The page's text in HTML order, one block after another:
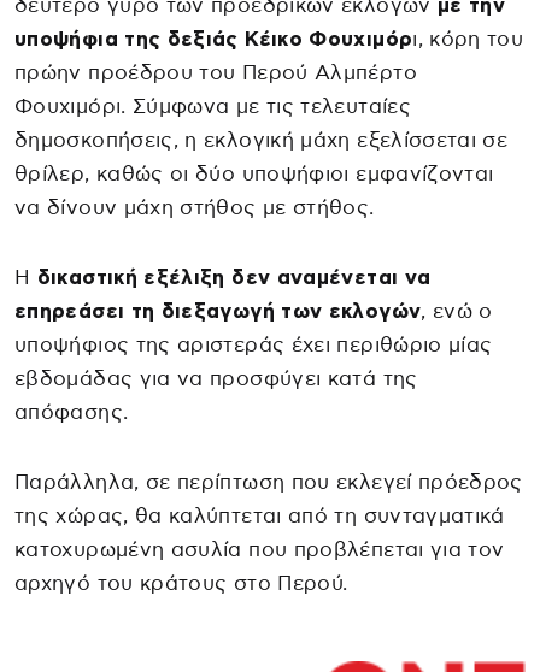
δεύτερο γύρο των προεδρικών εκλογών με την
υποψήφια της δεξιάς Κέικο Φουχιμόρι, κόρη του
πρώην προέδρου του Περού Αλμπέρτο
Φουχιμόρι. Σύμφωνα με τις τελευταίες
δημοσκοπήσεις, η εκλογική μάχη εξελίσσεται σε
θρίλερ, καθώς οι δύο υποψήφιοι εμφανίζονται
να δίνουν μάχη στήθος με στήθος.
Η δικαστική εξέλιξη δεν αναμένεται να
επηρεάσει τη διεξαγωγή των εκλογών, ενώ ο
υποψήφιος της αριστεράς έχει περιθώριο μίας
εβδομάδας για να προσφύγει κατά της
απόφασης.
Παράλληλα, σε περίπτωση που εκλεγεί πρόεδρος
της χώρας, θα καλύπτεται από τη συνταγματικά
κατοχυρωμένη ασυλία που προβλέπεται για τον
αρχηγό του κράτους στο Περού.